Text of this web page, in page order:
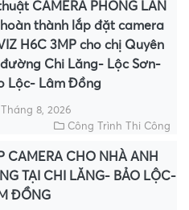
CAMERA PHONG LAN
thành lắp đặt camera
H6C 3MP cho chị Quyên
Chi Lăng- Lộc Sơn-
Lộc- Lâm Đồng
Tháng 8, 2026
Công Trình Thi Công
CAMERA CHO NHÀ ANH
TẠI CHI LĂNG- BẢO LỘC-
ĐỒNG